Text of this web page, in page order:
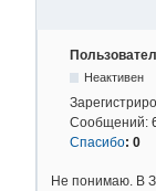
Неактивен
Сообщений:
Спасибо: 0
Не понимаю. В